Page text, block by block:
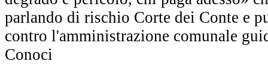
parlando di rischio Corte dei Conte e
contro l'amministrazione comunale
Conoci